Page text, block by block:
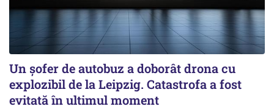
Un șofer de autobuz a doborât drona cu
explozibil de la Leipzig. Catastrofa a fost
evitată în ultimul moment